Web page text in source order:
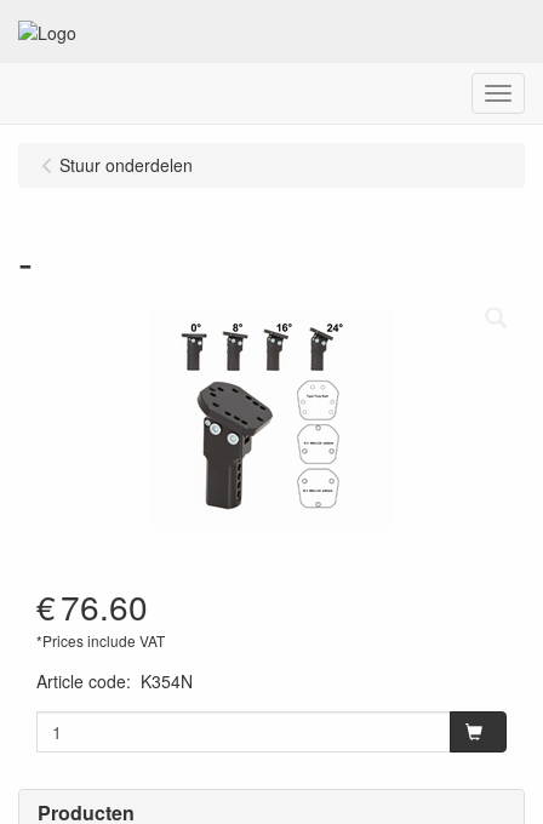
Menu
Producten
Stuur onderdelen
-
€76.60
*Prices include VAT
Article code: K354N